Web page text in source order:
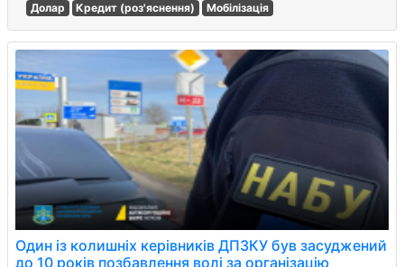
Долар Кредит (роз'яснення) Мобілізація
Один із колишніх керівників ДПЗКУ був засуджений
до 10 років позбавлення волі за організацію